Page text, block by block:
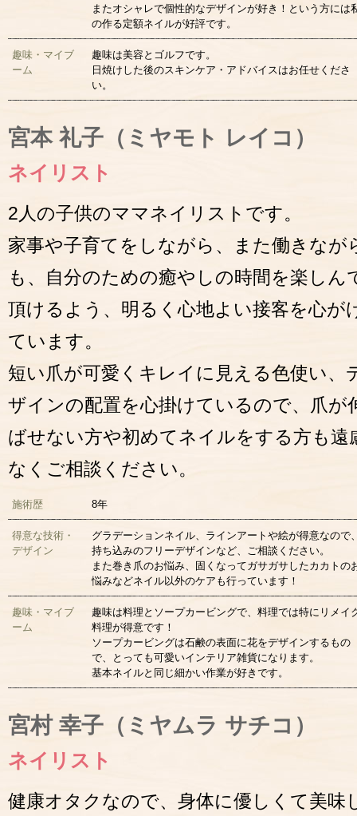
またオシャレで個性的なデザインが好き！という方には
の作る定額ネイルが好評です。
趣味・マイブ
ーム
趣味は美容とゴルフです。
日焼けした後のスキンケア・アドバイスはお任せくださ
い。
宮本 礼子（ミヤモト レイコ）
ネイリスト
2人の子供のママネイリストです。
家事や子育てをしながら、また働きなが
も、自分のための癒やしの時間を楽しん
頂けるよう、明るく心地よい接客を心が
ています。
短い爪が可愛くキレイに見える色使い、
ザインの配置を心掛けているので、爪が
ばせない方や初めてネイルをする方も遠
なくご相談ください。
施術歴 8年
得意な技術・
デザイン
グラデーションネイル、ラインアートや絵が得意なので
持ち込みのフリーデザインなど、ご相談ください。
また巻き爪のお悩み、固くなってガサガサしたカカトの
悩みなどネイル以外のケアも行っています！
趣味・マイブ
ーム
趣味は料理とソープカービングで、料理では特にリメイ
料理が得意です！
ソープカービングは石鹸の表面に花をデザインするもの
で、とっても可愛いインテリア雑貨になります。
基本ネイルと同じ細かい作業が好きです。
宮村 幸子（ミヤムラ サチコ）
ネイリスト
健康オタクなので、身体に優しくて美味